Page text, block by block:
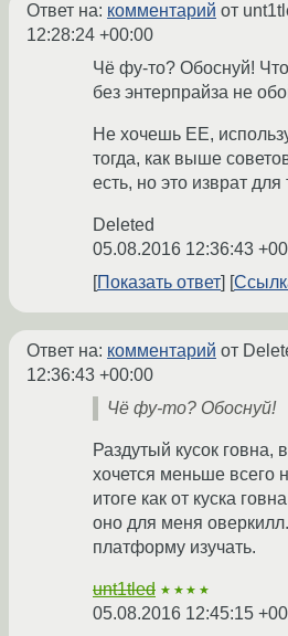
Ответ на: комментарий от
12:28:24 +00:00
Чё фу-то? Обоснуй!
без энтерпрайза не
Не хочешь ЕЕ,
тогда, как выше
есть, но это изврат для
Deleted
05.08.2016 12:36:43
Показать ответ
Ответ на: комментарий от
12:36:43 +00:00
Чё фу-то? Обоснуй!
Раздутый кусок говна,
хочется меньше всего
итоге как от куска
оно для меня
платформу изучать.
unt1tled ★★★★
05.08.2016 12:45:15